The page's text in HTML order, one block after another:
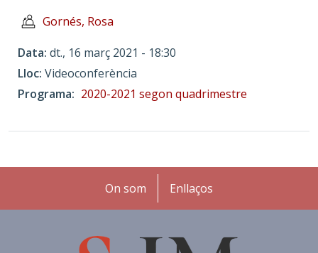
Gornés, Rosa
Data dt., 16 març 2021 - 18:30
Lloc Videoconferència
Programa
2020-2021 segon quadrimestre
Peu
On som Enllaços